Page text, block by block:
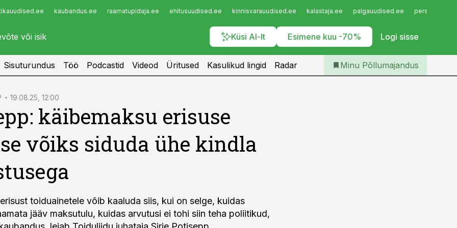
kaubandus.ee raamatupidaja.ee ehitusuudised.ee kinnisvarauudised.ee kalastaja.ee palgauudised.ee
Küsi AI-lt Esimene kuu -70% Logi sisse
Infopank
Iseteenindus
Telli Põllumajandus
Sisuturundus Töö Podcastid Videod Üritused Kasulikud lingid Radar Minu Põllumajandus
19.08.25, 12:00
käibemaksu erisuse
võiks siduda ühe kindla
toiduainetele võib kaaluda siis, kui on selge, kuidas
jääv maksutulu, kuidas arvutusi ei tohi siin teha poliitikud,